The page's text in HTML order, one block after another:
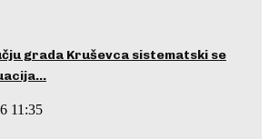
grada Kruševca sistematski se
11:35